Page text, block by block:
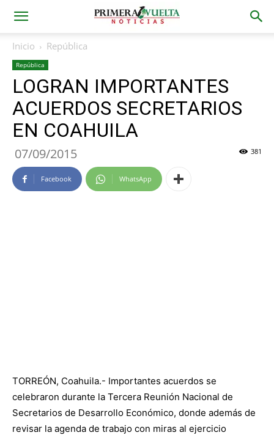
Inicio República
República
LOGRAN IMPORTANTES
ACUERDOS SECRETARIOS
EN COAHUILA
07/09/2015 381
Facebook WhatsApp
TORREÓN, Coahuila.- Importantes acuerdos se
celebraron durante la Tercera Reunión Nacional de
Secretarios de Desarrollo Económico, donde además de
revisar la agenda de trabajo con miras al ejercicio